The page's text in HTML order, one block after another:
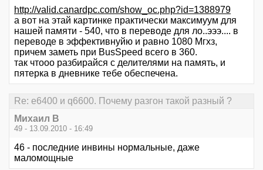
http://valid.canardpc.com/show_oc.php?id=1388979
а вот на этай картинке практически максимуум для
нашей памяти - 540, что в переводе для ло..эээ.... в
переводе в эффективнуйю и равно 1080 Мгхз,
причем заметь при BusSpeed всего в 360.
так чтооо разбирайся с делителями на память, и
пятерка в дневнике тебе обеспечена.
Re: е6400 и q6600. Почему разгон такой разный ?
Михаил В
49 - 13.09.2010 - 16:49
46 - последние инвины нормальные, даже
маломощные